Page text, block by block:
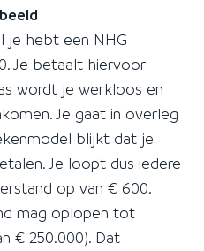
je hebt een NHG
Je betaalt hiervoor
wordt je werkloos en
Je gaat in overleg
blijkt dat je
Je loopt dus iedere
op van € 600.
mag oplopen tot
€ 250.000). Dat